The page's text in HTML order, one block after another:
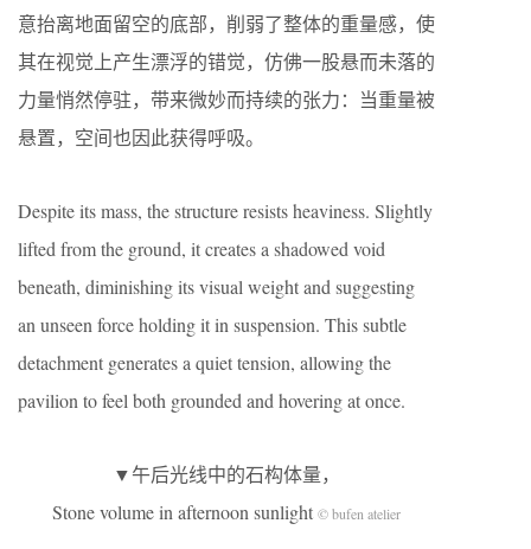
意抬离地面留空的底部，削弱了整体的重量感，使
其在视觉上产生漂浮的错觉，仿佛一股悬而未落的
力量悄然停驻，带来微妙而持续的张力：当重量被
悬置，空间也因此获得呼吸。
Despite its mass, the structure resists heaviness. Slightly
lifted from the ground, it creates a shadowed void
beneath, diminishing its visual weight and suggesting
an unseen force holding it in suspension. This subtle
detachment generates a quiet tension, allowing the
pavilion to feel both grounded and hovering at once.
▼午后光线中的石构体量，
Stone volume in afternoon sunlight © bufen atelier